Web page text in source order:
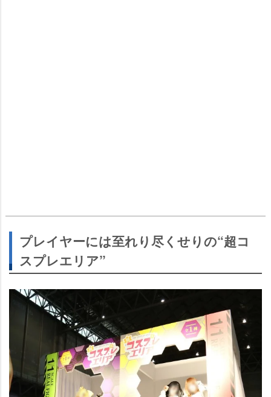
プレイヤーには至れり尽くせりの“超コ
スプレエリア”